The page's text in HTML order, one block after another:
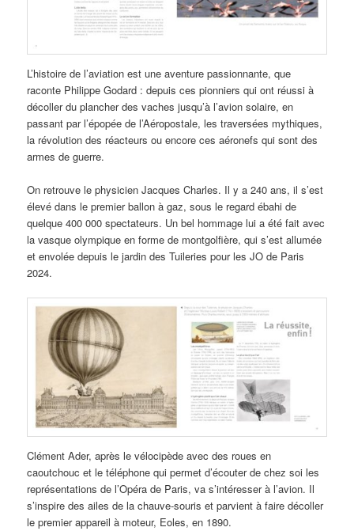
L’histoire de l’aviation est une aventure passionnante, que
raconte Philippe Godard : depuis ces pionniers qui ont réussi à
décoller du plancher des vaches jusqu’à l’avion solaire, en
passant par l’épopée de l’Aéropostale, les traversées mythiques,
la révolution des réacteurs ou encore ces aéronefs qui sont des
armes de guerre.
On retrouve le physicien Jacques Charles. Il y a 240 ans, il s’est
élevé dans le premier ballon à gaz, sous le regard ébahi de
quelque 400 000 spectateurs. Un bel hommage lui a été fait avec
la vasque olympique en forme de montgolfière, qui s’est allumée
et envolée depuis le jardin des Tuileries pour les JO de Paris
2024.
Clément Ader, après le vélocipède avec des roues en
caoutchouc et le téléphone qui permet d’écouter de chez soi les
représentations de l’Opéra de Paris, va s’intéresser à l’avion. Il
s’inspire des ailes de la chauve-souris et parvient à faire décoller
le premier appareil à moteur, Eoles, en 1890.